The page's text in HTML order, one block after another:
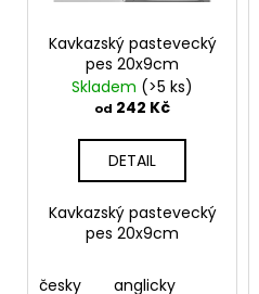
Kavkazský pastevecký
pes 20x9cm
Skladem (>5 ks)
od 242 Kč
DETAIL
Kavkazský pastevecký
pes 20x9cm
česky anglicky